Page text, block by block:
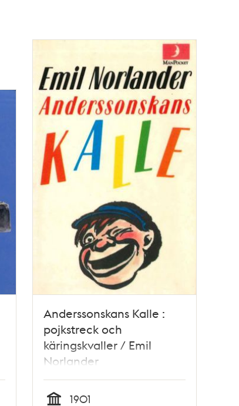
Anderssonskans Kalle :
pojkstreck och
käringskvaller / Emil
Norlander
1901